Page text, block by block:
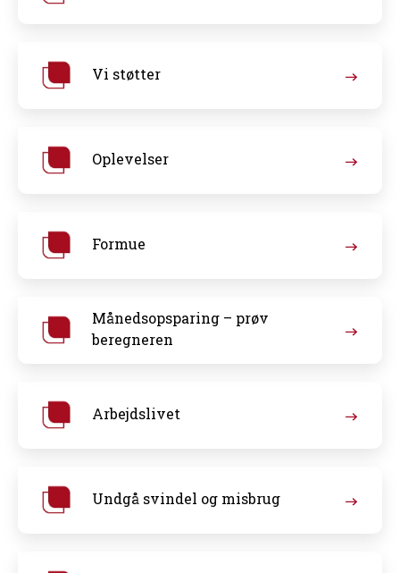
Vi støtter
Oplevelser
Formue
Månedsopsparing – prøv
beregneren
Arbejdslivet
Undgå svindel og misbrug